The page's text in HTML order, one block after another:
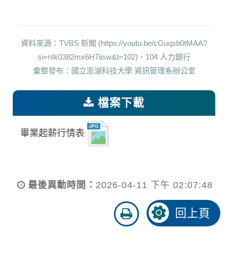
資料來源：TVBS 新聞 (https://youtu.be/cGuqsb0tMAA?
si=nIk0382mx6H7iisw&t=102)、104 人力銀行
彙整發布：國立澎湖科技大學 資訊管理系辦公室
檔案下載
畢業起薪行情表
最後異動時間： 2026-04-11 下午 02:07:48
友
善
回上頁